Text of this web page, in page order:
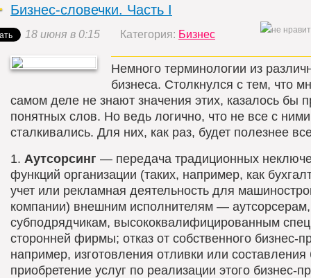
Бизнес-словечки. Часть I
18 июня в 0:15 Категория: Бизнес
Немного терминологии из
бизнеса. Столкнулся с тем, что
самом деле не знают значения этих, казалось бы
понятных слов. Но ведь логично, что не все с ними
сталкивались. Для них, как раз, будет полезнее
1. Аутсорсинг — передача традиционных
функций организации (таких, например, как
учет или рекламная деятельность для
компании) внешним исполнителям — аутсорсерам,
субподрядчикам, высококвалифицированным
сторонней фирмы; отказ от собственного бизнес-
например, изготовления отливки или
приобретение услуг по реализации этого бизнес-